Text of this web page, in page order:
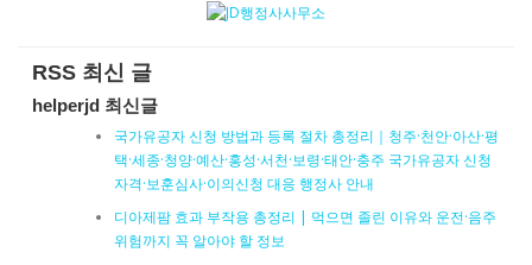
RSS 최신 글
helperjd 최신글
국가유공자 신청 방법과 등록 절차 총정리｜청주·천안·아산·평
택·세종·청양·예산·홍성·서천·보령·태안·충주 국가유공자 신청
자격·보훈심사·이의신청 대응 행정사 안내
디아제팜 효과 부작용 총정리 | 먹으면 졸린 이유와 운전·음주
위험까지 꼭 알아야 할 정보